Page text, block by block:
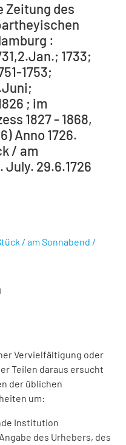
Zeitung des
:
1733;
1753;
; im
1827 - 1868,
Anno 1726.
/ am
July. 29.6.1726
/ am Sonnabend /
Vervielfältigung oder
Teilen daraus ersucht
der üblichen
um:
Institution
des Urhebers, des